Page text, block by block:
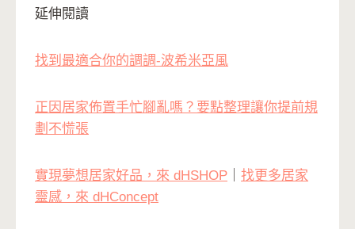
延伸閱讀
找到最適合你的調調-波希米亞風
正因居家佈置手忙腳亂嗎？要點整理讓你提前規
劃不慌張
實現夢想居家好品，來 dHSHOP
找更多居家
靈感，來 dHConcept